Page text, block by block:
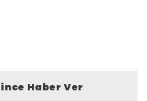
Haber Ver